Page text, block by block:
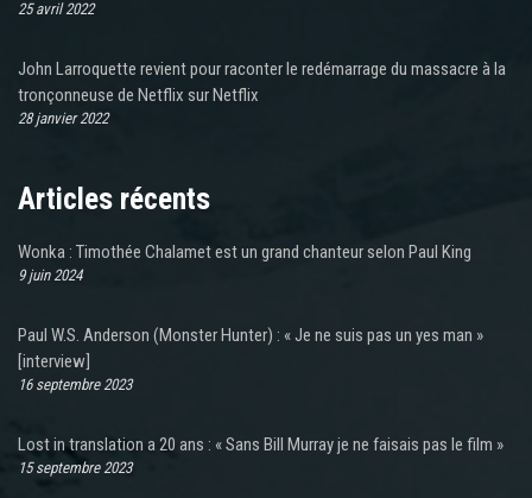
25 avril 2022
John Larroquette revient pour raconter le redémarrage du massacre à la
tronçonneuse de Netflix sur Netflix
28 janvier 2022
Articles récents
Wonka : Timothée Chalamet est un grand chanteur selon Paul King
9 juin 2024
Paul W.S. Anderson (Monster Hunter) : « Je ne suis pas un yes man »
[interview]
16 septembre 2023
Lost in translation a 20 ans : « Sans Bill Murray je ne faisais pas le film »
15 septembre 2023